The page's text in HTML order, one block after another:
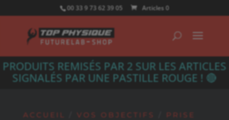
PRODUITS REMISÉS PAR 2 SUR LES ARTICLES
SIGNALÉS PAR UNE PASTILLE ROUGE ! 🔴
00 33 9 73 62 39 05 Articles 0
ACCUEIL VOS OBJECTIFS
PRISE